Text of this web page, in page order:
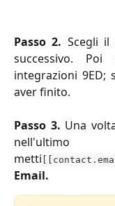
Passo 2. Scegli
successivo.
integrazioni 9ED;
aver finito.
Passo 3. Una
metti
Email.